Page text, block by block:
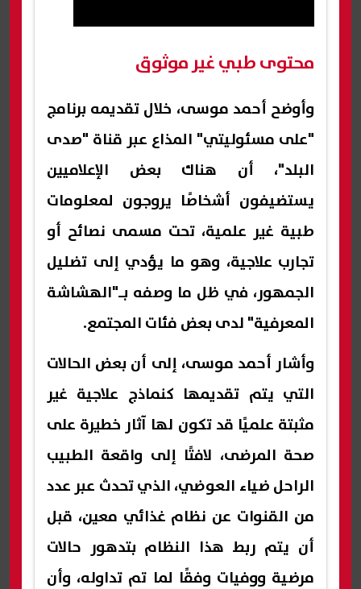
محتوى طبي غير موثوق
وأوضح أحمد موسى، خلال تقديمه برنامج
"على مسئوليتي" المذاع عبر قناة "صدى
البلد"، أن هناك بعض الإعلاميين
يستضيفون أشخاصًا يروجون لمعلومات
طبية غير علمية، تحت مسمى نصائح أو
تجارب علاجية، وهو ما يؤدي إلى تضليل
الجمهور، في ظل ما وصفه بـ"الهشاشة
المعرفية" لدى بعض فئات المجتمع.
وأشار أحمد موسى، إلى أن بعض الحالات
التي يتم تقديمها كنماذج علاجية غير
مثبتة علميًا قد تكون لها آثار خطيرة على
صحة المرضى، لافتًا إلى واقعة الطبيب
الراحل ضياء العوضي، الذي تحدث عبر عدد
من القنوات عن نظام غذائي معين، قبل
أن يتم ربط هذا النظام بتدهور حالات
مرضية ووفيات وفقًا لما تم تداوله، وأن